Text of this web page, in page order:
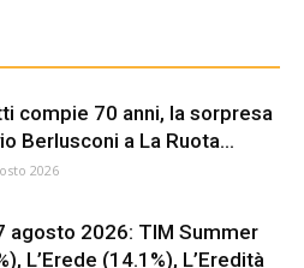
compie 70 anni, la sorpresa
Berlusconi a La Ruota...
2026
agosto 2026: TIM Summer
L’Erede (14.1%), L’Eredità